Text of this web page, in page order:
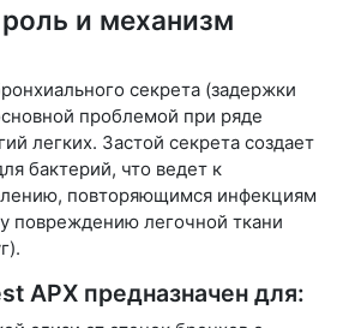
и механизм
секрета (задержки
проблемой при ряде
легких. Застой секрета создает
бактерий, что ведет к
повторяющимся инфекциям
повреждению легочной ткани
APX предназначен для: